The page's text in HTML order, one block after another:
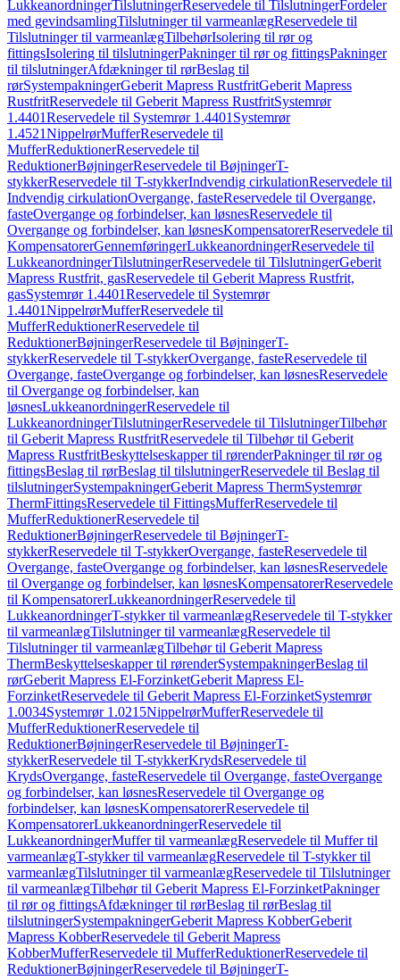
LukkeanordningerTilslutningerReservedele til TilslutningerFordeler
med gevindsamlingTilslutninger til varmeanlægReservedele til
Tilslutninger til varmeanlægTilbehørIsolering til rør og
fittingsIsolering til tilslutningerPakninger til rør og fittingsPakninger
til tilslutningerAfdækninger til rørBeslag til
rørSystempakningerGeberit Mapress RustfritGeberit Mapress
RustfritReservedele til Geberit Mapress RustfritSystemrør
1.4401Reservedele til Systemrør 1.4401 Systemrør
1.4521NippelrørMufferReservedele til
MufferReduktionerReservedele til
ReduktionerBøjningerReservedele til BøjningerT-
stykkerReservedele til T-stykkerIndvendig cirkulationReservedele til
Indvendig cirkulationOvergange, fasteReservedele til Overgange,
fasteOvergange og forbindelser, kan løsnesReservedele til
Overgange og forbindelser, kan løsnesKompensatorerReservedele til
KompensatorerGennemføringerLukkeanordningerReservedele til
LukkeanordningerTilslutningerReservedele til TilslutningerGeberit
Mapress Rustfrit, gasReservedele til Geberit Mapress Rustfrit,
gasSystemrør 1.4401Reservedele til Systemrør
1.4401NippelrørMufferReservedele til
MufferReduktionerReservedele til
ReduktionerBøjningerReservedele til BøjningerT-
stykkerReservedele til T-stykkerOvergange, fasteReservedele til
Overgange, fasteOvergange og forbindelser, kan løsnesReservedele
til Overgange og forbindelser, kan
løsnesLukkeanordningerReservedele til
LukkeanordningerTilslutningerReservedele til TilslutningerTilbehør
til Geberit Mapress RustfritReservedele til Tilbehør til Geberit
Mapress RustfritBeskyttelseskapper til rørenderPakninger til rør og
fittingsBeslag til rørBeslag til tilslutningerReservedele til Beslag til
tilslutningerSystempakningerGeberit Mapress ThermSystemrør
ThermFittingsReservedele til FittingsMufferReservedele til
MufferReduktionerReservedele til
ReduktionerBøjningerReservedele til BøjningerT-
stykkerReservedele til T-stykkerOvergange, fasteReservedele til
Overgange, fasteOvergange og forbindelser, kan løsnesReservedele
til Overgange og forbindelser, kan løsnesKompensatorerReservedele
til KompensatorerLukkeanordningerReservedele til
LukkeanordningerT-stykker til varmeanlægReservedele til T-stykker
til varmeanlægTilslutninger til varmeanlægReservedele til
Tilslutninger til varmeanlægTilbehør til Geberit Mapress
ThermBeskyttelseskapper til rørenderSystempakningerBeslag til
rørGeberit Mapress El-ForzinketGeberit Mapress El-
ForzinketReservedele til Geberit Mapress El-ForzinketSystemrør
1.0034Systemrør 1.0215NippelrørMufferReservedele til
MufferReduktionerReservedele til
ReduktionerBøjningerReservedele til BøjningerT-
stykkerReservedele til T-stykkerKrydsReservedele til
KrydsOvergange, fasteReservedele til Overgange, fasteOvergange
og forbindelser, kan løsnesReservedele til Overgange og
forbindelser, kan løsnesKompensatorerReservedele til
KompensatorerLukkeanordningerReservedele til
LukkeanordningerMuffer til varmeanlægReservedele til Muffer til
varmeanlægT-stykker til varmeanlægReservedele til T-stykker til
varmeanlægTilslutninger til varmeanlægReservedele til Tilslutninger
til varmeanlægTilbehør til Geberit Mapress El-ForzinketPakninger
til rør og fittingsAfdækninger til rørBeslag til rørBeslag til
tilslutningerSystempakningerGeberit Mapress KobberGeberit
Mapress KobberReservedele til Geberit Mapress
KobberMufferReservedele til MufferReduktionerReservedele til
ReduktionerBøjningerReservedele til BøjningerT-